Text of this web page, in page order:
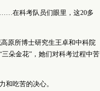
在科考队员们眼里，这20多
原所博士研究生王卓和中科院
朵金花”，她们对科考过程中苦
和吃苦的决心。